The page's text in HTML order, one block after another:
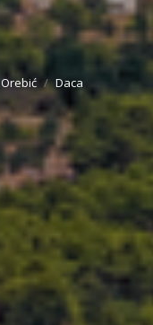
Orebić Daca